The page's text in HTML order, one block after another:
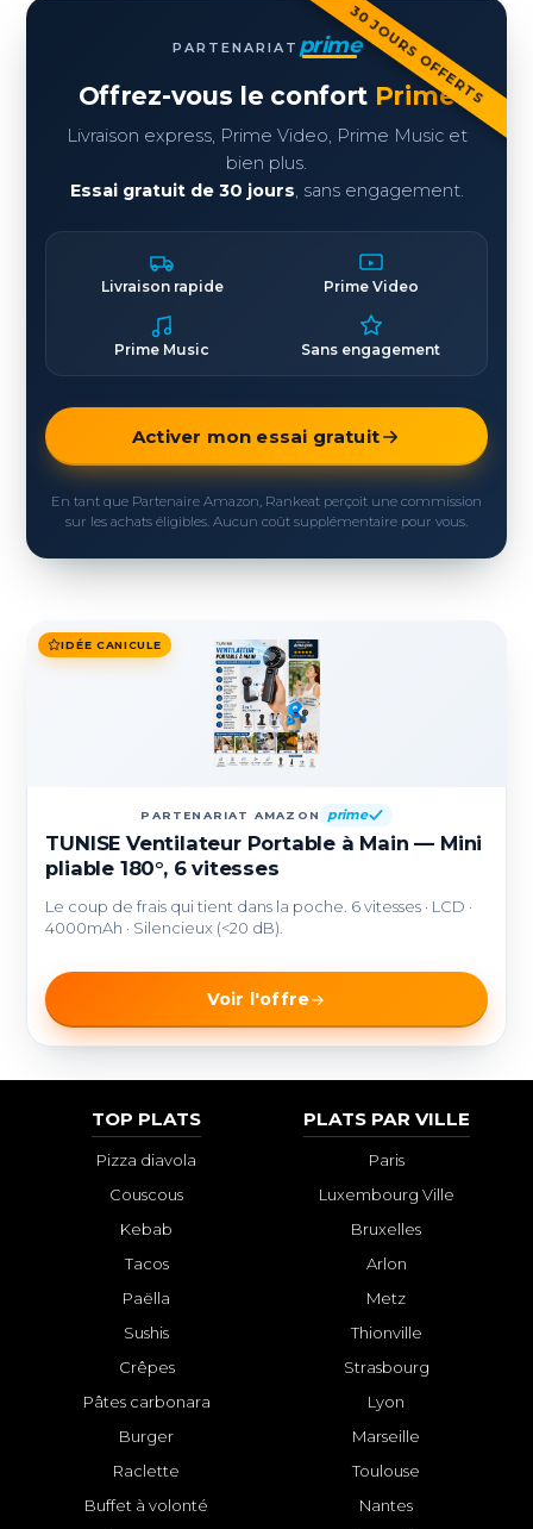
30 JOURS OFFERTS
PARTENARIAT prime
Offrez-vous le confort Prime
Livraison express, Prime Video, Prime Music et
bien plus.
Essai gratuit de 30 jours, sans engagement.
Livraison rapide Prime Video
Prime Music Sans engagement
Activer mon essai gratuit
En tant que Partenaire Amazon, Rankeat perçoit une commission
sur les achats éligibles. Aucun coût supplémentaire pour vous.
IDÉE CANICULE
PARTENARIAT AMAZON prime
TUNISE Ventilateur Portable à Main — Mini
pliable 180°, 6 vitesses
Le coup de frais qui tient dans la poche. 6 vitesses · LCD ·
4000mAh · Silencieux (<20 dB).
Voir l'offre
TOP PLATS
Pizza diavola
Couscous
Kebab
Tacos
Paëlla
Sushis
Crêpes
Pâtes carbonara
Burger
Raclette
Buffet à volonté
PLATS PAR VILLE
Paris
Luxembourg Ville
Bruxelles
Arlon
Metz
Thionville
Strasbourg
Lyon
Marseille
Toulouse
Nantes